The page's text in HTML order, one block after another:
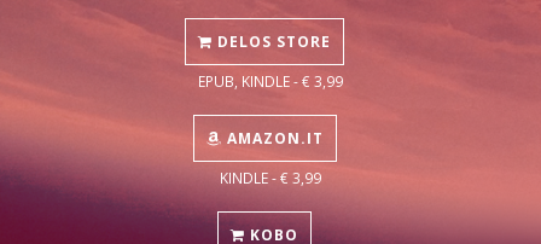
DELOS STORE
EPUB, KINDLE - € 3,99
AMAZON.IT
KINDLE - € 3,99
KOBO